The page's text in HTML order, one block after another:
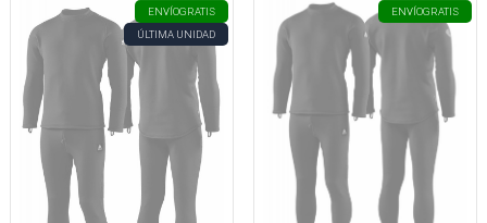
ENVÍOGRATIS
ÚLTIMA UNIDAD
ENVÍOGRATIS